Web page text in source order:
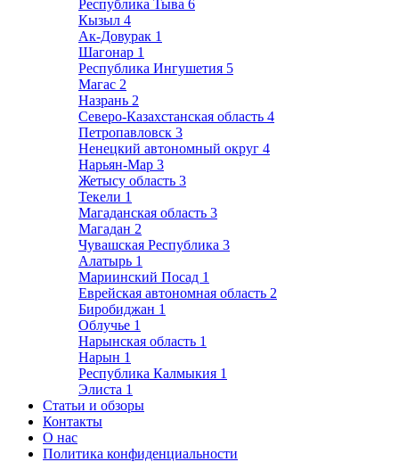
Республика Тыва 6
Кызыл 4
Ак-Довурак 1
Шагонар 1
Республика Ингушетия 5
Магас 2
Назрань 2
Северо-Казахстанская область 4
Петропавловск 3
Ненецкий автономный округ 4
Нарьян-Мар 3
Жетысу область 3
Текели 1
Магаданская область 3
Магадан 2
Чувашская Республика 3
Алатырь 1
Мариинский Посад 1
Еврейская автономная область 2
Биробиджан 1
Облучье 1
Нарынская область 1
Нарын 1
Республика Калмыкия 1
Элиста 1
Статьи и обзоры
Контакты
О нас
Политика конфиденциальности